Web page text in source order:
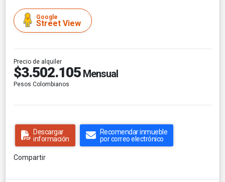
Google
Street View
Precio de alquiler
$3.502.105 Mensual
Pesos Colombianos
Descargar
información
Recomendar inmueble
por correo electrónico
Compartir